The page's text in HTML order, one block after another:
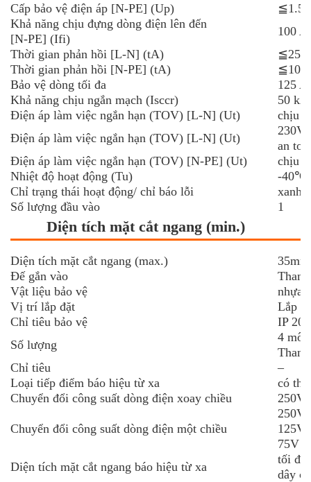
Cấp bảo vệ điện áp [N-PE] (Up)
Khả năng chịu đựng dòng điện lên đến
[N-PE] (Ifi)
100
Thời gian phản hồi [L-N] (tA)
≦25ns
Thời gian phản hồi [N-PE] (tA)
Bảo vệ dòng tối đa
125 A
Khả năng chịu ngắn mạch (Isccr)
50 kA
Điện áp làm việc ngắn hạn (TOV) [L-N] (Ut)
chịu
Điện áp làm việc ngắn hạn (TOV) [L-N] (Ut)
an
Điện áp làm việc ngắn hạn (TOV) [N-PE] (Ut)
chịu
Nhiệt độ hoạt động (Tu)
-40℃
Chỉ trạng thái hoạt động/ chỉ báo lỗi
xanh/
Số lượng đầu vào
1
Diện tích mặt cắt ngang (min.)
Diện tích mặt cắt ngang (max.) 35mm
Đế gắn vào
Vật liệu bảo vệ
nhựa
Vị trí lắp đặt
Lắp
Chỉ tiêu bảo vệ
IP 20
Số lượng
4 mô-
Chỉ tiêu
–
Loại tiếp điểm báo hiệu từ xa
có
Chuyển đổi công suất dòng điện xoay chiều
250V
Chuyển đổi công suất dòng điện một chiều
250V
125V
75V /
Diện tích mặt cắt ngang báo hiệu từ xa
tối
dây